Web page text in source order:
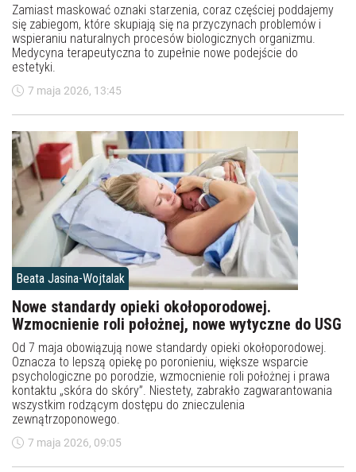
Zamiast maskować oznaki starzenia, coraz częściej poddajemy
się zabiegom, które skupiają się na przyczynach problemów i
wspieraniu naturalnych procesów biologicznych organizmu.
Medycyna terapeutyczna to zupełnie nowe podejście do
estetyki.
7 maja 2026, 13:45
Beata Jasina-Wojtalak
Nowe standardy opieki okołoporodowej.
Wzmocnienie roli położnej, nowe wytyczne do USG
Od 7 maja obowiązują nowe standardy opieki okołoporodowej.
Oznacza to lepszą opiekę po poronieniu, większe wsparcie
psychologiczne po porodzie, wzmocnienie roli położnej i prawa
kontaktu „skóra do skóry”. Niestety, zabrakło zagwarantowania
wszystkim rodzącym dostępu do znieczulenia
zewnątrzoponowego.
7 maja 2026, 09:05